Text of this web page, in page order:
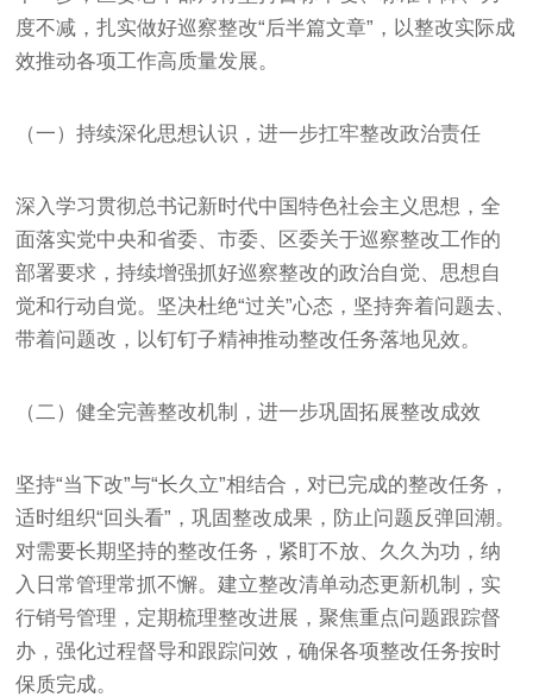
度不减，扎实做好巡察整改“后半篇文章”，以整改实际成
效推动各项工作高质量发展。
（一）持续深化思想认识，进一步扛牢整改政治责任
深入学习贯彻总书记新时代中国特色社会主义思想，全
面落实党中央和省委、市委、区委关于巡察整改工作的
部署要求，持续增强抓好巡察整改的政治自觉、思想自
觉和行动自觉。坚决杜绝“过关”心态，坚持奔着问题去、
带着问题改，以钉钉子精神推动整改任务落地见效。
（二）健全完善整改机制，进一步巩固拓展整改成效
坚持“当下改”与“长久立”相结合，对已完成的整改任务，
适时组织“回头看”，巩固整改成果，防止问题反弹回潮。
对需要长期坚持的整改任务，紧盯不放、久久为功，纳
入日常管理常抓不懈。建立整改清单动态更新机制，实
行销号管理，定期梳理整改进展，聚焦重点问题跟踪督
办，强化过程督导和跟踪问效，确保各项整改任务按时
保质完成。